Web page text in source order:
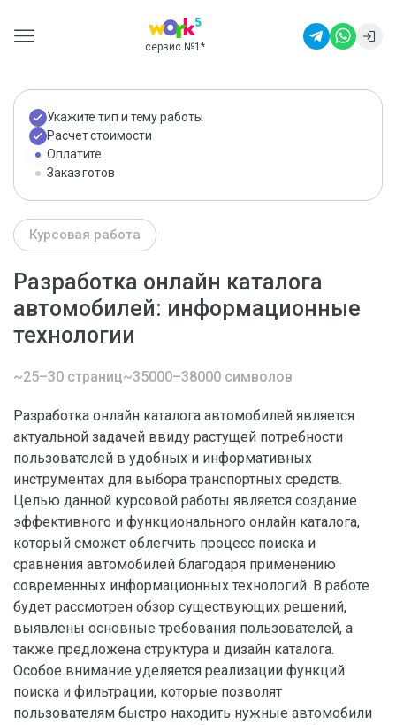
сервис №1 *
Укажите тип и тему работы
Расчет стоимости
Оплатите
Заказ готов
Курсовая работа
Разработка онлайн каталога
автомобилей: информационные
технологии
~25–30 страниц~35000–38000 символов
Разработка онлайн каталога автомобилей является
актуальной задачей ввиду растущей потребности
пользователей в удобных и информативных
инструментах для выбора транспортных средств.
Целью данной курсовой работы является создание
эффективного и функционального онлайн каталога,
который сможет облегчить процесс поиска и
сравнения автомобилей благодаря применению
современных информационных технологий. В работе
будет рассмотрен обзор существующих решений,
выявлены основные требования пользователей, а
также предложена структура и дизайн каталога.
Особое внимание уделяется реализации функций
поиска и фильтрации, которые позволят
пользователям быстро находить нужные автомобили